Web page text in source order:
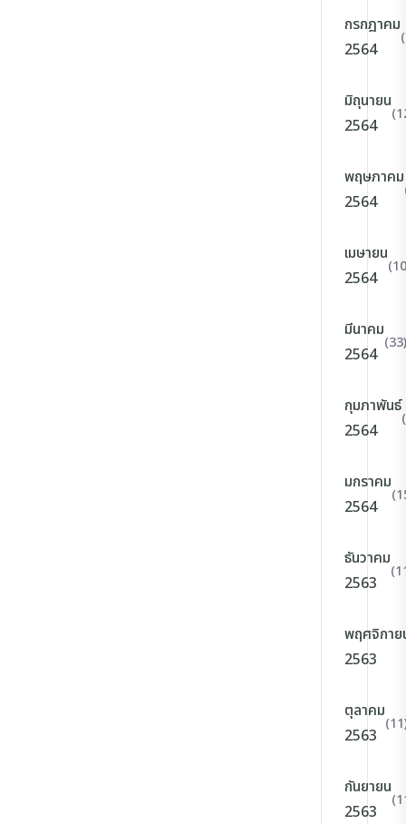
กรกฎาคม
2564
มิถุนายน
2564
พฤษภาคม
2564
เมษายน
2564
มีนาคม
2564
(33)
กุมภาพันธ์
2564
มกราคม
2564
ธันวาคม
2563
พฤศจิกาย
2563
ตุลาคม
2563
กันยายน
2563